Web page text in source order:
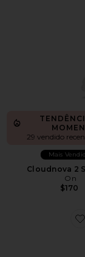
29 vendido
Mais
Cloudnova 2
On
$170